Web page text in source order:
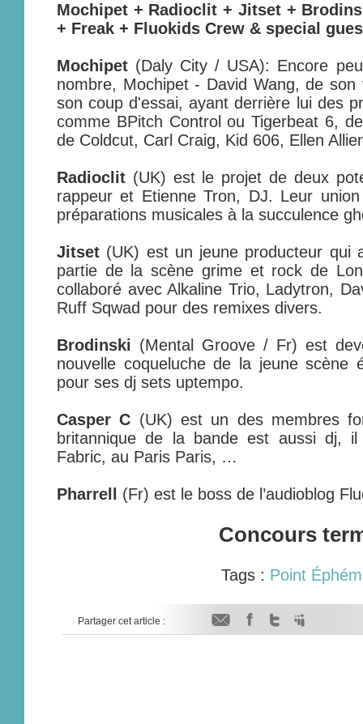
Mochipet + Radioclit + Jitset +
+ Freak + Fluokids Crew & special
Mochipet (Daly City / USA): Encore
nombre, Mochipet - David Wang, de
son coup d'essai, ayant derrière lui des
comme BPitch Control ou Tigerbeat 6,
de Coldcut, Carl Craig, Kid 606, Ellen
Radioclit (UK) est le projet de deux
rappeur et Etienne Tron, DJ. Leur
préparations musicales à la succulence
Jitset (UK) est un jeune producteur qui
partie de la scène grime et rock de
collaboré avec Alkaline Trio, Ladytron,
Ruff Sqwad pour des remixes divers.
Brodinski (Mental Groove / Fr) est
nouvelle coqueluche de la jeune scène
pour ses dj sets uptempo.
Casper C (UK) est un des membres
britannique de la bande est aussi dj,
Fabric, au Paris Paris, …
Pharrell (Fr) est le boss de l’audioblog
Concours
Tags : Point
Partager cet article :